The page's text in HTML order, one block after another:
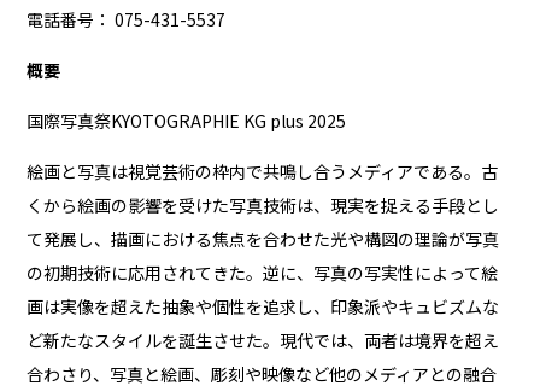
電話番号： 075-431-5537
概要
国際写真祭KYOTOGRAPHIE KG plus 2025
絵画と写真は視覚芸術の枠内で共鳴し合うメディアである。古
くから絵画の影響を受けた写真技術は、現実を捉える手段とし
て発展し、描画における焦点を合わせた光や構図の理論が写真
の初期技術に応用されてきた。逆に、写真の写実性によって絵
画は実像を超えた抽象や個性を追求し、印象派やキュビズムな
ど新たなスタイルを誕生させた。現代では、両者は境界を超え
合わさり、写真と絵画、彫刻や映像など他のメディアとの融合